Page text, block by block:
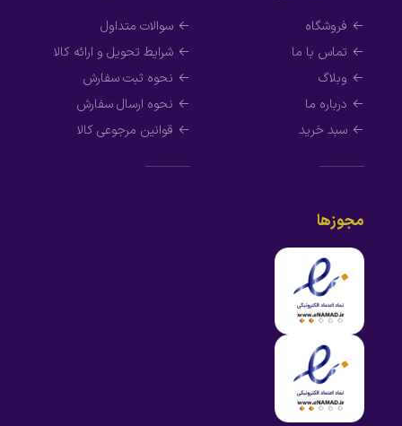
فروشگاه
تماس با ما
وبلاگ
درباره ما
سبد خرید
سوالات متداول
شرایط تحویل و ارائه کالا
نحوه ثبت سفارش
نحوه ارسال سفارش
قوانین مرجوعی کالا
مجوزها